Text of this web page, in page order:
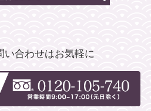
い合わせはお気軽に